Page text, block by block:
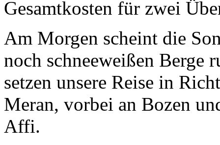
Gesamtkosten für zwei
Am Morgen scheint die
noch schneeweißen Berge
setzen unsere Reise in
Meran, vorbei an Bozen
Affi.